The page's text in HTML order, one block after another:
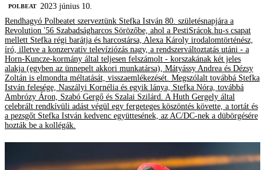
‎POLBEAT
2023 június 10.
Rendhagyó Polbeatet szerveztünk Stefka István 80. születésnapjára a
Revolution '56 Szabadságharcos Sörözőbe, ahol a PestiSrácok.hu-s csapat
mellett Stefka régi barátja és harcostársa, Alexa Károly irodalomtörténész,
író, illetve a konzervatív televíziózás nagy, a rendszerváltoztatás utáni - a
Horn-Kuncze-kormány által teljesen felszámolt - korszakának két jeles
alakja (egyben az ünnepelt akkori munkatársa), Mátyássy Andrea és Dézsy
Zoltán is elmondta méltatását, visszaemlékezését. Megszólalt továbbá Stefka
István felesége, Naszályi Kornélia és egyik lánya, Stefka Nóra, továbbá
Ambrózy Áron, Szabó Gergő és Szalai Szilárd. A Huth Gergely által
celebrált rendkívüli adást végül egy fergeteges köszöntés követte, a tortát és
a pezsgőt Stefka István kedvenc együttesének, az AC/DC-nek a dübörgésére
hozták be a kollégák.